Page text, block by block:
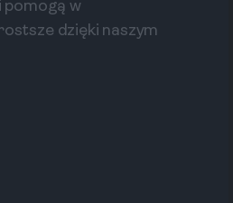
pomogą w
dzięki naszym